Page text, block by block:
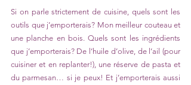
Si on parle strictement de cuisine, quels sont les
outils que j’emporterais? Mon meilleur couteau et
une planche en bois. Quels sont les ingrédients
que j’emporterais? De l’huile d’olive, de l’ail (pour
cuisiner et en replanter!), une réserve de pasta et
du parmesan… si je peux! Et j’emporterais aussi